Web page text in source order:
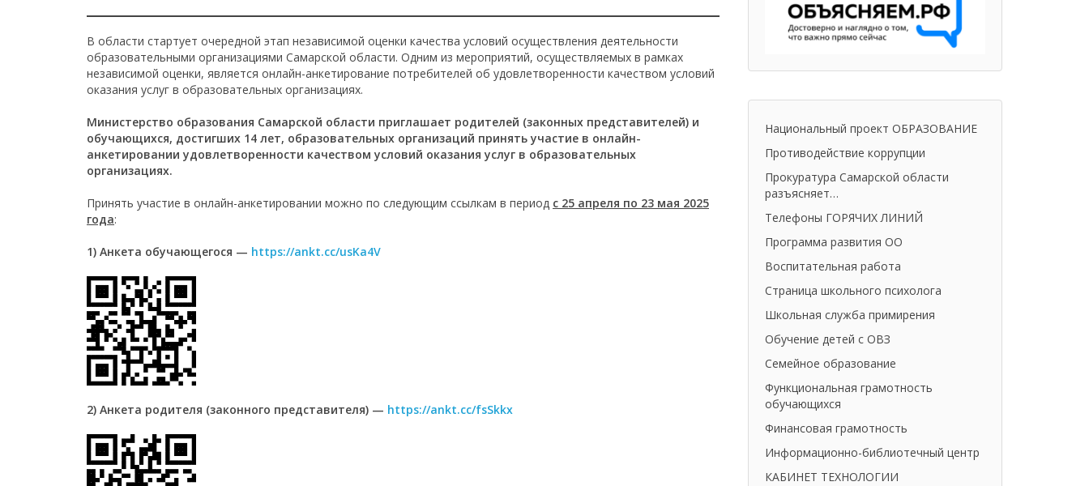
В области стартует очередной этап независимой оценки качества условий осуществления деятельности
образовательными организациями Самарской области. Одним из мероприятий, осуществляемых в рамках
независимой оценки, является онлайн-анкетирование потребителей об удовлетворенности качеством условий
оказания услуг в образовательных организациях.
Министерство образования Самарской области приглашает родителей (законных представителей) и
обучающихся, достигших 14 лет, образовательных организаций принять участие в онлайн-
анкетировании удовлетворенности качеством условий оказания услуг в образовательных
организациях.
Принять участие в онлайн-анкетировании можно по следующим ссылкам в период с 25 апреля по 23 мая 2025
года:
1) Анкета обучающегося — https://ankt.cc/usKa4V
2) Анкета родителя (законного представителя) — https://ankt.cc/fsSkkx
Национальный проект ОБРАЗОВАНИЕ
Противодействие коррупции
Прокуратура Самарской области
разъясняет…
Телефоны ГОРЯЧИХ ЛИНИЙ
Программа развития ОО
Воспитательная работа
Страница школьного психолога
Школьная служба примирения
Обучение детей с ОВЗ
Семейное образование
Функциональная грамотность
обучающихся
Финансовая грамотность
Информационно-библиотечный центр
КАБИНЕТ ТЕХНОЛОГИИ